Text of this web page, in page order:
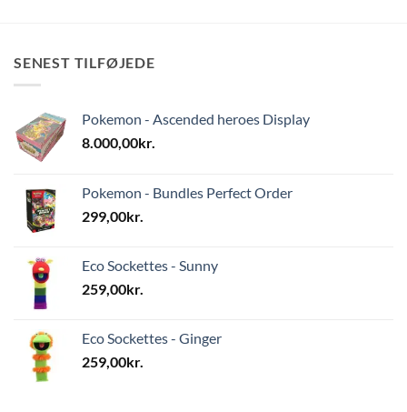
SENEST TILFØJEDE
Pokemon - Ascended heroes Display
8.000,00kr.
Pokemon - Bundles Perfect Order
299,00kr.
Eco Sockettes - Sunny
259,00kr.
Eco Sockettes - Ginger
259,00kr.